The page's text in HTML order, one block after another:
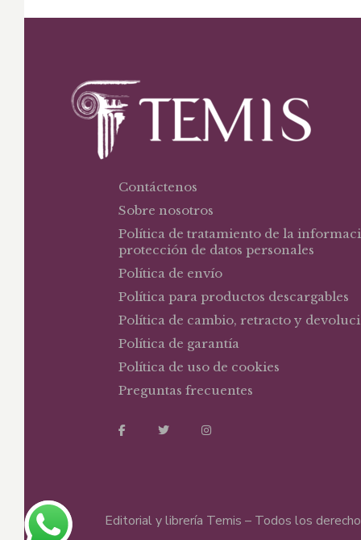
Contáctenos
Sobre nosotros
Política de tratamiento de la
protección de datos personales
Política de envío
Política para productos descargables
Política de cambio, retracto y
Política de garantía
Política de uso de cookies
Preguntas frecuentes
Editorial y librería Temis – Todos los